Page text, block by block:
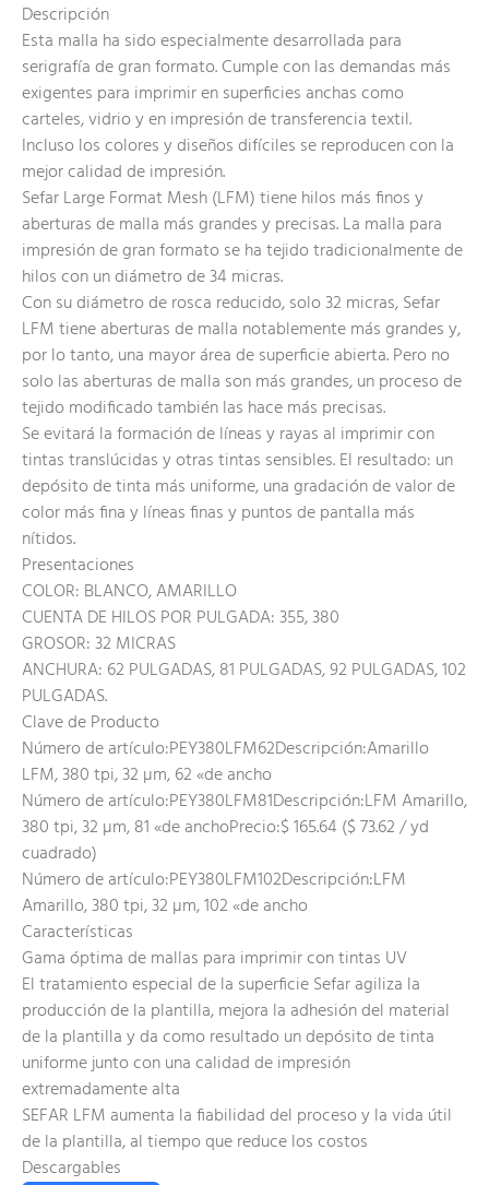
Descripción
Esta malla ha sido especialmente desarrollada para
serigrafía de gran formato. Cumple con las demandas más
exigentes para imprimir en superficies anchas como
carteles, vidrio y en impresión de transferencia textil.
Incluso los colores y diseños difíciles se reproducen con la
mejor calidad de impresión.
Sefar Large Format Mesh (LFM) tiene hilos más finos y
aberturas de malla más grandes y precisas. La malla para
impresión de gran formato se ha tejido tradicionalmente de
hilos con un diámetro de 34 micras.
Con su diámetro de rosca reducido, solo 32 micras, Sefar
LFM tiene aberturas de malla notablemente más grandes y,
por lo tanto, una mayor área de superficie abierta. Pero no
solo las aberturas de malla son más grandes, un proceso de
tejido modificado también las hace más precisas.
Se evitará la formación de líneas y rayas al imprimir con
tintas translúcidas y otras tintas sensibles. El resultado: un
depósito de tinta más uniforme, una gradación de valor de
color más fina y líneas finas y puntos de pantalla más
nítidos.
Presentaciones
COLOR: BLANCO, AMARILLO
CUENTA DE HILOS POR PULGADA: 355, 380
GROSOR: 32 MICRAS
ANCHURA: 62 PULGADAS, 81 PULGADAS, 92 PULGADAS, 102
PULGADAS.
Clave de Producto
Número de artículo:PEY380LFM62Descripción:Amarillo
LFM, 380 tpi, 32 µm, 62 «de ancho
Número de artículo:PEY380LFM81Descripción:LFM Amarillo,
380 tpi, 32 µm, 81 «de anchoPrecio:$ 165.64 ($ 73.62 / yd
cuadrado)
Número de artículo:PEY380LFM102Descripción:LFM
Amarillo, 380 tpi, 32 µm, 102 «de ancho
Características
Gama óptima de mallas para imprimir con tintas UV
El tratamiento especial de la superficie Sefar agiliza la
producción de la plantilla, mejora la adhesión del material
de la plantilla y da como resultado un depósito de tinta
uniforme junto con una calidad de impresión
extremadamente alta
SEFAR LFM aumenta la fiabilidad del proceso y la vida útil
de la plantilla, al tiempo que reduce los costos
Descargables